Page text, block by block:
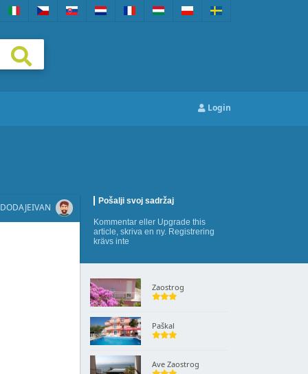
Login
Pošalji svoj sadržaj
Kommentar eller Upgrade this
article, skriva en ny. Registrering
krävs inte
DODAJEIVAN
Zaostrog
Paškal
Ave Zaostrog